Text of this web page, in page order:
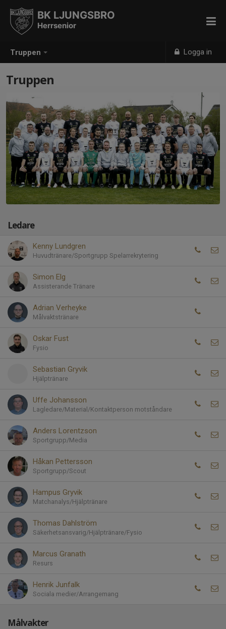
Truppen Logga in
BK LJUNGSBRO
Herrsenior
Truppen
Ledare
Kenny Lundgren
Huvudtränare/Sportgrupp Spelarrekrytering
Simon Elg
Assisterande Tränare
Adrian Verheyke
Målvaktstränare
Oskar Fust
Fysio
Sebastian Gryvik
Hjälptränare
Uffe Johansson
Lagledare/Material/Kontaktperson motståndare
Anders Lorentzson
Sportgrupp/Media
Håkan Pettersson
Sportgrupp/Scout
Hampus Gryvik
Matchanalys/Hjälptränare
Thomas Dahlström
Säkerhetsansvarig/Hjälptränare/Fysio
Marcus Granath
Resurs
Henrik Junfalk
Sociala medier/Arrangemang
Målvakter